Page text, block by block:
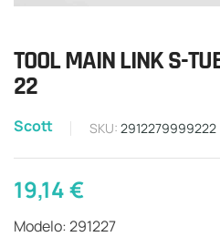
TOOL MAIN LINK S-
22
Scott SKU: 2912279999222
19,14€
Modelo: 291227